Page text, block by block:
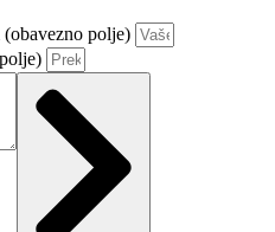
polje)